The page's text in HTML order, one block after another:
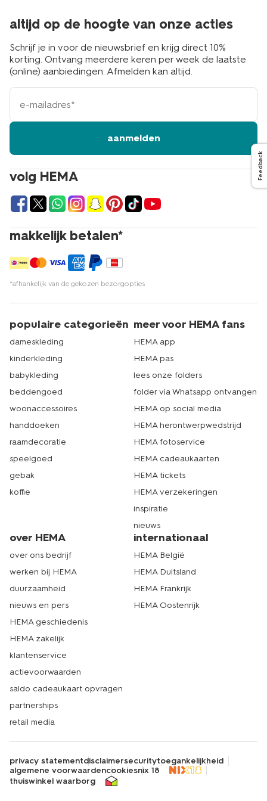
volg HEMA
makkelijk betalen*
*afhankelijk van de gekozen bezorgopties
altijd op de hoogte van onze acties
Schrijf je in voor de nieuwsbrief en krijg direct 10%
korting. Ontvang meerdere keren per week de laatste
(online) aanbiedingen. Afmelden kan altijd.
e-
mailadres
aanmelden
populaire categorieën
dameskleding
kinderkleding
babykleding
beddengoed
woonaccessoires
handdoeken
raamdecoratie
speelgoed
gebak
koffie
meer voor HEMA fans
HEMA app
HEMA pas
lees onze folders
folder via Whatsapp ontvangen
HEMA op social media
HEMA herontwerpwedstrijd
HEMA fotoservice
HEMA cadeaukaarten
HEMA tickets
HEMA verzekeringen
inspiratie
nieuws
over HEMA
over ons bedrijf
werken bij HEMA
duurzaamheid
nieuws en pers
HEMA geschiedenis
HEMA zakelijk
klantenservice
actievoorwaarden
saldo cadeaukaart opvragen
partnerships
retail media
internationaal
HEMA België
HEMA Duitsland
HEMA Frankrijk
HEMA Oostenrijk
privacy statementdisclaimersecuritytoegankelijkheid
algemene voorwaardencookiesnix 18
thuiswinkel waarborg
Feedback